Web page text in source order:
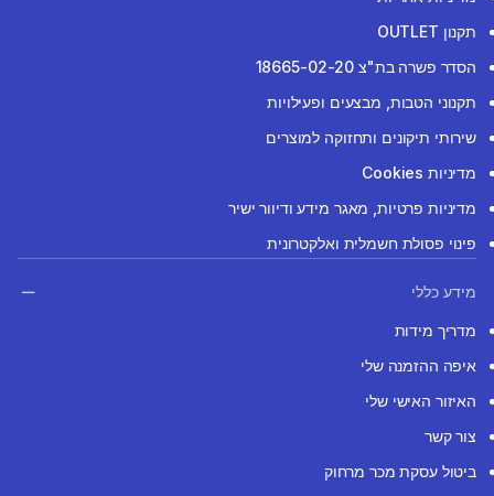
תקנון OUTLET
הסדר פשרה בת"צ 18665-02-20
תקנוני הטבות, מבצעים ופעילויות
שירותי תיקונים ותחזוקה למוצרים
מדיניות Cookies
מדיניות פרטיות, מאגר מידע ודיוור ישיר
פינוי פסולת חשמלית ואלקטרונית
מידע כללי
מדריך מידות
איפה ההזמנה שלי
האיזור האישי שלי
צור קשר
ביטול עסקת מכר מרחוק